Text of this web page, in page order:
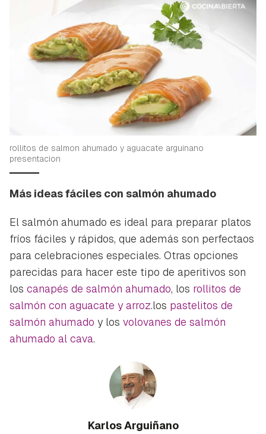
rollitos de salmon ahumado y aguacate arguinano
presentacion
Más ideas fáciles con salmón ahumado
El salmón ahumado es ideal para preparar platos
fríos fáciles y rápidos, que además son perfectaos
para celebraciones especiales. Otras opciones
parecidas para hacer este tipo de aperitivos son
los canapés de salmón ahumado, los rollitos de
salmón con aguacate y arroz.los pastelitos de
salmón ahumado y los volovanes de salmón
ahumado al cava.
Karlos Arguiñano